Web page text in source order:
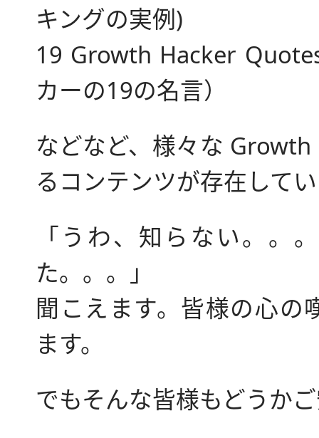
キングの実例)
19 Growth Hacker
カーの19の名言）
などなど、様々な
るコンテンツが存在して
「うわ、知らない。。
た。。。」
聞こえます。皆様の心の
ます。
でもそんな皆様もどうか